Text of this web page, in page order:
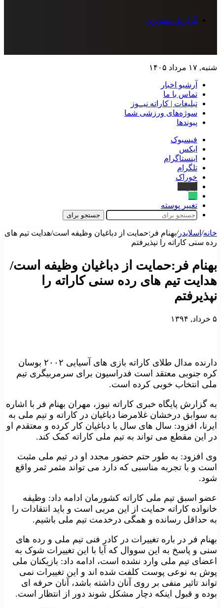
گزارش تصویری
شنبه, ۱۷ مرداد ۱۴۰۵
آرشیو اخبار
تماس‌ با‌ ما
تبلیغات | کاراته نیــوز
سوژه‌های ورزشی شما
پیوندها
فیسبوک
ایکس
اینستاگرام
تلگرام
خوراک
تغییر پوسته
جستجو برای
خانه/ اسلایدر/بهنام فر:حمایت از دباغیان وظیفه است/هدایت تیم های
رده سنی کاراته را نپذیرفتم
بهنام فر:حمایت از دباغیان وظیفه است/
هدایت تیم های رده سنی کاراته را
نپذیرفتم
۵ خرداد, ۱۳۹۴
دارنده مدال طلای کاراته بازی های آسیایی ۲۰۰۲ بوسان
کره جنوبی معتقد است فدراسیون برای سرمربیگری تیم
ملی انتخاب خوبی کرده است.
به گزارش پایگاه خبری کاراته نیوز، مهران بهنام فر با اشاره
به سوابق درخشان غلامرضا دباغیان در کاراته و تیم ملی به
ایرنا، افزود: سال های سال با دباغیان کار کرده و معتقدم او
در این مقطع می تواند به تیم ملی کاراته کمک کند.
وی افزود: به طور حتم حضور مجدد او در تیم ملی مثبت
است و با تجربه مناسبی که دارد می تواند مثمر ثمر واقع
شود.
عضو اسبق تیم ملی کاراته کشورمان ادامه داد: وظیفه
خانواده کاراته حمایت از این مربی است و باید انتقادات را
به حداقل رسانده و همگی درخدمت تیم ملی باشیم.
بهنام فر در باره تغییرات در کادر فنی تیم ملی و رده های
سنی و پاسخ به این سووال که آیا با این تغییرات شوک به
اعضای تیم ملی وارد نشده است، ادامه داد: بازیکنان ملی
پوش به نوعی پوست کلفت شده اند و این تغییرات نمی
تواند تاثیر منفی بر روی آنان داشته باشد، آنان حرفه ای
بوده و قبول اینکه دچار مشکل شوند دور از انتظار است.